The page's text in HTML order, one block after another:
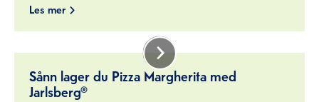
Les mer
Sånn lager du Pizza Margherita med
Jarlsberg®